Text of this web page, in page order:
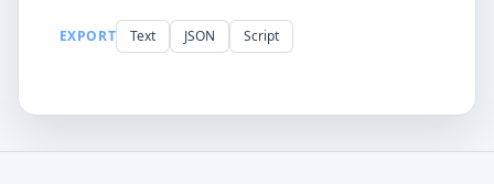
EXPORT Text JSON Script